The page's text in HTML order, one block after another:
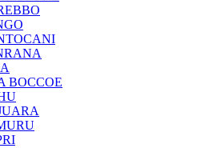
BOCCOE